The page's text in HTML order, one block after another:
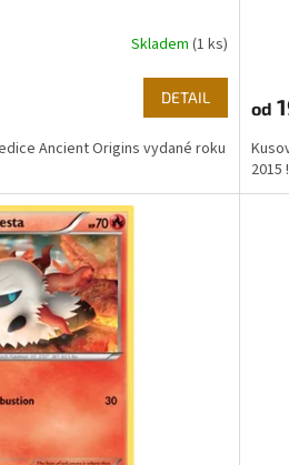
Skladem(1 ks)
DETAIL
Ancient Origins vydané roku
od
2015 !